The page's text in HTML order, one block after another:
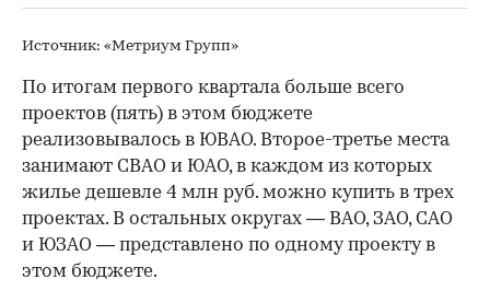
Источник: «Метриум Групп»
По итогам первого квартала больше всего
проектов (пять) в этом бюджете
реализовывалось в ЮВАО. Второе-третье места
занимают СВАО и ЮАО, в каждом из которых
жилье дешевле 4 млн руб. можно купить в трех
проектах. В остальных округах — ВАО, ЗАО, САО
и ЮЗАО — представлено по одному проекту в
этом бюджете.